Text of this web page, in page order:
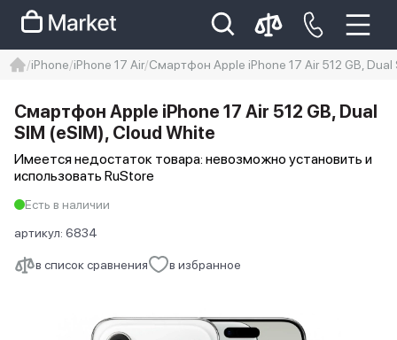
Iphone 14 pro max
айфон 14
iPhone iPhone 17 Air Смартфон Apple iPhone 17 Air 512 GB, Dual
в список сравнения в избранное
Смартфон Apple iPhone 17 Air 512 GB, Dual
SIM (eSIM), Cloud White
Имеется недостаток товара: невозможно установить и
использовать RuStore
Есть в наличии
артикул: 6834